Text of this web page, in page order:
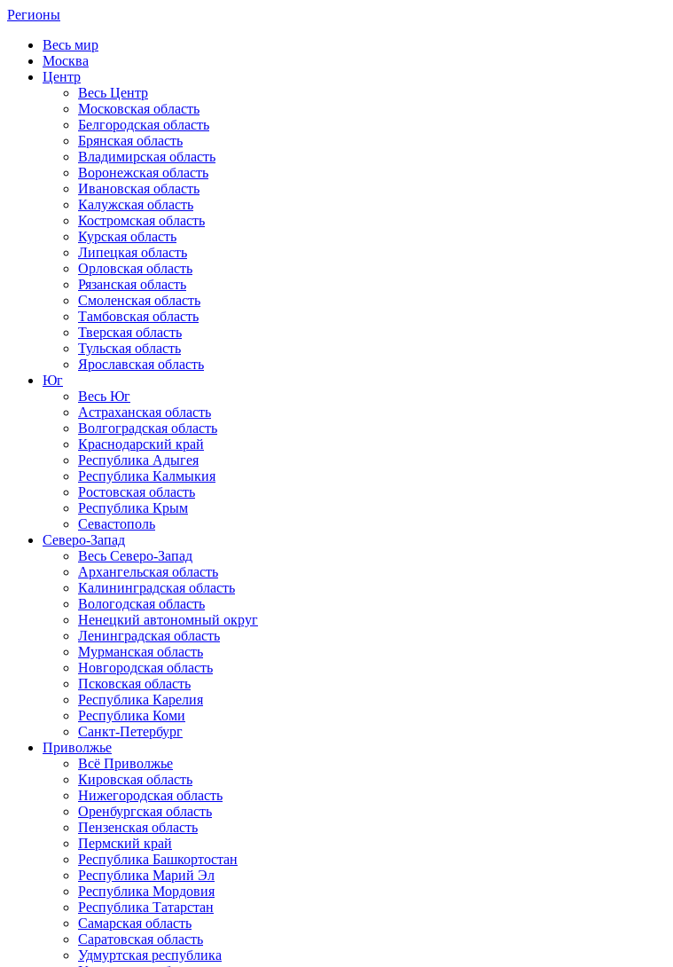
Регионы
Весь мир
Москва
Центр
Весь Центр
Московская область
Белгородская область
Брянская область
Владимирская область
Воронежская область
Ивановская область
Калужская область
Костромская область
Курская область
Липецкая область
Орловская область
Рязанская область
Смоленская область
Тамбовская область
Тверская область
Тульская область
Ярославская область
Юг
Весь Юг
Астраханская область
Волгоградская область
Краснодарский край
Республика Адыгея
Республика Калмыкия
Ростовская область
Республика Крым
Севастополь
Северо-Запад
Весь Северо-Запад
Архангельская область
Калининградская область
Вологодская область
Ненецкий автономный округ
Ленинградская область
Мурманская область
Новгородская область
Псковская область
Республика Карелия
Республика Коми
Санкт-Петербург
Приволжье
Всё Приволжье
Кировская область
Нижегородская область
Оренбургская область
Пензенская область
Пермский край
Республика Башкортостан
Республика Марий Эл
Республика Мордовия
Республика Татарстан
Самарская область
Саратовская область
Удмуртская республика